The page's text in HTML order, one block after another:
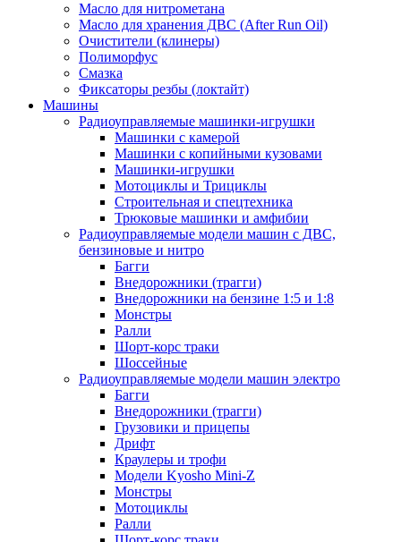
Масло для нитрометана
Масло для хранения ДВС (After Run Oil)
Очистители (клинеры)
Полиморфус
Смазка
Фиксаторы резбы (локтайт)
Машины
Радиоуправляемые машинки-игрушки
Машинки с камерой
Машинки с копийными кузовами
Машинки-игрушки
Мотоциклы и Трициклы
Строительная и спецтехника
Трюковые машинки и амфибии
Радиоуправляемые модели машин с ДВС,
бензиновые и нитро
Багги
Внедорожники (трагги)
Внедорожники на бензине 1:5 и 1:8
Монстры
Ралли
Шорт-корс траки
Шоссейные
Радиоуправляемые модели машин электро
Багги
Внедорожники (трагги)
Грузовики и прицепы
Дрифт
Краулеры и трофи
Модели Kyosho Mini-Z
Монстры
Мотоциклы
Ралли